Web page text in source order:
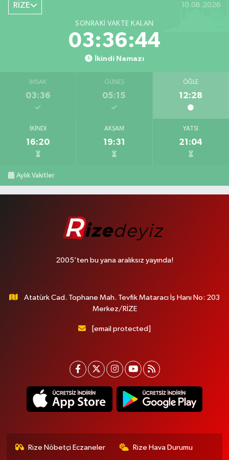
RİZE 10.08.2026
SONRAKI VAKTE KALAN
03:36:44
İkindi Namazı
İMSAK
03:36
GÜNEŞ
05:15
ÖĞLE
12:28
İKINDI
16:20
AKŞAM
19:31
YATSI
21:04
Aylık Vakitler
2005'ten bu yana aralıksız yayında!
Atatürk Cad. Tophane Mah. Tevfik Mataracı İş Hanı No: 203
Merkez/RİZE
[email protected]
Rize Nöbetçi Eczaneler Rize Hava Durumu